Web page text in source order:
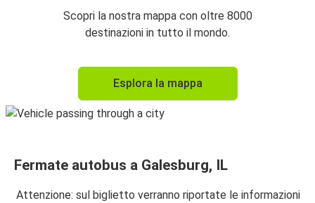
Scopri la nostra mappa con oltre 8000
destinazioni in tutto il mondo.
Esplora la mappa
Fermate autobus a Galesburg, IL
Attenzione: sul biglietto verranno riportate le informazioni